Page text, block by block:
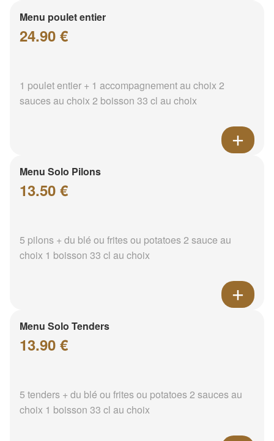
Menu poulet entier
24.90 €
1 poulet entier + 1 accompagnement au choix 2
sauces au choix 2 boisson 33 cl au choix
Menu Solo Pilons
13.50 €
5 pilons + du blé ou frites ou potatoes 2 sauce au
choix 1 boisson 33 cl au choix
Menu Solo Tenders
13.90 €
5 tenders + du blé ou frites ou potatoes 2 sauces au
choix 1 boisson 33 cl au choix